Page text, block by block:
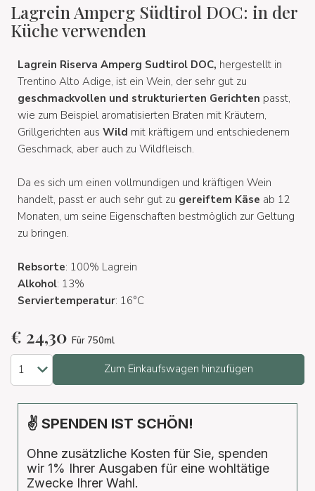
Lagrein Amperg Südtirol DOC: in der
Küche verwenden
Lagrein Riserva Amperg Sudtirol DOC, hergestellt in
Trentino Alto Adige, ist ein Wein, der sehr gut zu
geschmackvollen und strukturierten Gerichten passt,
wie zum Beispiel aromatisierten Braten mit Kräutern,
Grillgerichten aus Wild mit kräftigem und entschiedenem
Geschmack, aber auch zu Wildfleisch.
Da es sich um einen vollmundigen und kräftigen Wein
handelt, passt er auch sehr gut zu gereiftem Käse ab 12
Monaten, um seine Eigenschaften bestmöglich zur Geltung
zu bringen.
Rebsorte: 100% Lagrein
Alkohol: 13%
Serviertemperatur: 16°C
€ 24,30 Für 750ml
Zum Einkaufswagen hinzufügen
✌ SPENDEN IST SCHÖN!
Ohne zusätzliche Kosten für Sie, spenden
wir 1% Ihrer Ausgaben für eine wohltätige
Zwecke Ihrer Wahl.